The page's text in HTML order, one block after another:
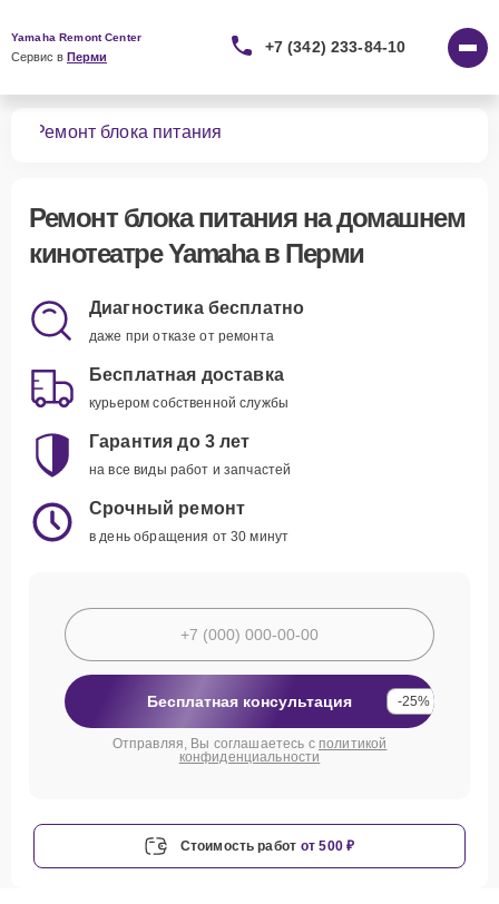
Yamaha Remont Center
Сервис в Перми
+7 (342) 233-84-10
Ремонт блока питания
Ремонт блока питанияна домашнем
кинотеатре Yamaha в Перми
Диагностика бесплатно
даже при отказе от ремонта
Бесплатная доставка
курьером собственной службы
Гарантия до 3 лет
на все виды работ и запчастей
Срочный ремонт
в день обращения от 30 минут
Бесплатная консультация -25%
Отправляя, Вы соглашаетесь с политикой
конфиденциальности
Стоимость работ от 500 ₽